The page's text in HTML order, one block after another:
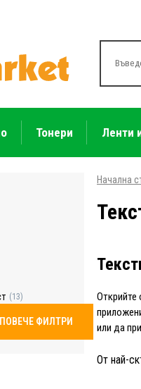
Тонери Ленти
(13)
ФИЛТРИ
Начална
Открийте
или да
От най-